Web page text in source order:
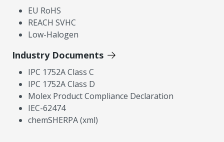
EU RoHS
REACH SVHC
Low-Halogen
Industry Documents
IPC 1752A Class C
IPC 1752A Class D
Molex Product Compliance Declaration
IEC-62474
chemSHERPA (xml)